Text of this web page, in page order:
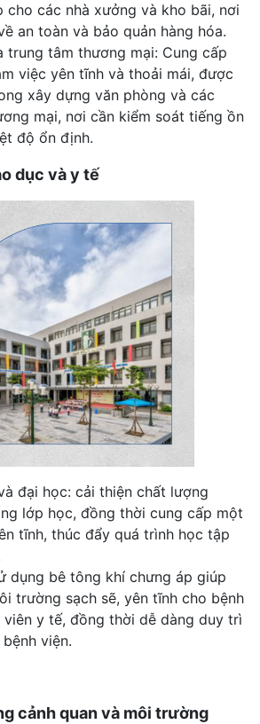
cho các nhà xưởng và kho bãi, nơi
an toàn và bảo quản hàng hóa.
trung tâm thương mại: Cung cấp
việc yên tĩnh và thoải mái, được
xây dựng văn phòng và các
mại, nơi cần kiểm soát tiếng ồn
độ ổn định.
dục và y tế
đại học: cải thiện chất lượng
lớp học, đồng thời cung cấp một
tĩnh, thúc đẩy quá trình học tập
dụng bê tông khí chưng áp giúp
trường sạch sẽ, yên tĩnh cho bệnh
viên y tế, đồng thời dễ dàng duy trì
viện.
cảnh quan và môi trường